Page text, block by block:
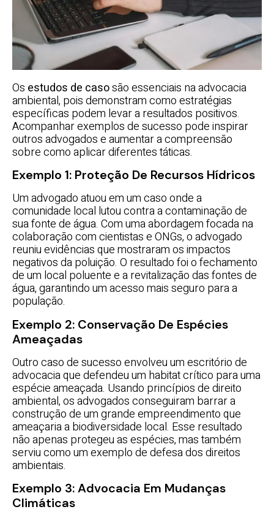
Os estudos de casosão essenciais na advocacia
ambiental, pois demonstram como estratégias
específicas podem levar a resultados positivos.
Acompanhar exemplos de sucesso pode inspirar
outros advogados e aumentar a compreensão
sobre como aplicar diferentes táticas.
Exemplo 1: Proteção De Recursos Hídricos
Um advogado atuou em um caso onde a
comunidade local lutou contra a contaminação de
sua fonte de água. Com uma abordagem focada na
colaboração com cientistas e ONGs, o advogado
reuniu evidências que mostraram os impactos
negativos da poluição. O resultado foi o fechamento
de um local poluente e a revitalização das fontes de
água, garantindo um acesso mais seguro para a
população.
Exemplo 2: Conservação De Espécies
Ameaçadas
Outro caso de sucesso envolveu um escritório de
advocacia que defendeu um habitat crítico para uma
espécie ameaçada. Usando princípios de direito
ambiental, os advogados conseguiram barrar a
construção de um grande empreendimento que
ameaçaria a biodiversidade local. Esse resultado
não apenas protegeu as espécies, mas também
serviu como um exemplo de defesa dos direitos
ambientais.
Exemplo 3: Advocacia Em Mudanças
Climáticas